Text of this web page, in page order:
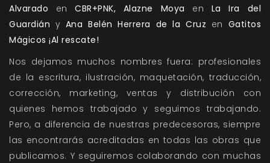
Alvarado
en CBR+PNK, Alazne Moya en
La Ira del
Guardián y Ana Belén Herrera de la Cruz en Gatitos
Mágicos ¡Al rescate!
Nos dejamos muchos nombres fuera: profesionales
de la escritura, ilustración, maquetación, traducción,
corrección, marketing, ventas y distribución con
quienes hemos trabajado y seguimos trabajando.
Pero, a diferencia de nuestras predecesoras, siempre
las encontrarás acreditadas en todas las obras que
publicamos. Y seguiremos colaborando con muchas